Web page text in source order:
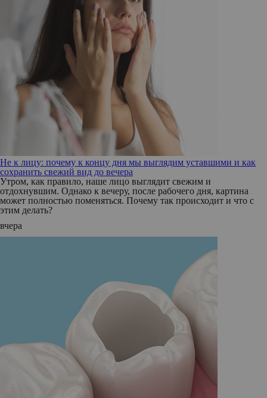
Не к лицу: почему к концу дня мы выглядим уставшими и как
сохранить свежий вид до вечера
Утром, как правило, наше лицо выглядит свежим и
отдохнувшим. Однако к вечеру, после рабочего дня, картина
может полностью поменяться. Почему так происходит и что с
этим делать?
вчера